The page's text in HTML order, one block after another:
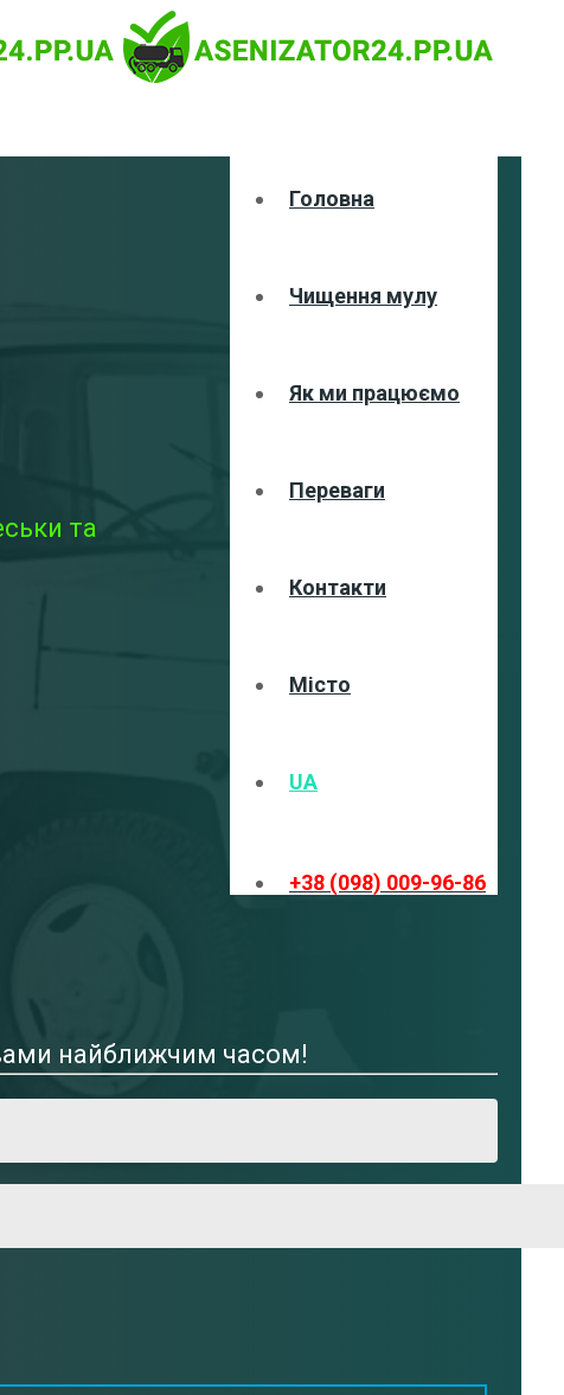
Головна
Чищення мулу
Як ми працюємо
Переваги
Контакти
Місто
UA
+38 (098) 009-96-86
та
найближчим часом!